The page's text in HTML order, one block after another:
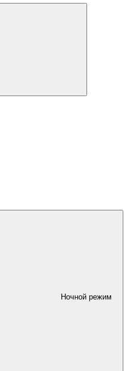
Ночной режим